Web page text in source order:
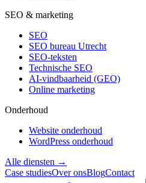
SEO & marketing
SEO
SEO bureau Utrecht
SEO-teksten
Technische SEO
AI-vindbaarheid (GEO)
Online marketing
Onderhoud
Website onderhoud
WordPress onderhoud
Alle diensten →
Case studiesOver onsBlogContact